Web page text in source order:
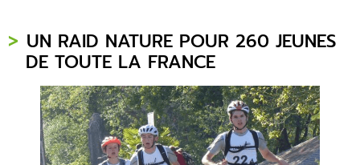
UN RAID NATURE POUR 260 JEUNES
DE TOUTE LA FRANCE